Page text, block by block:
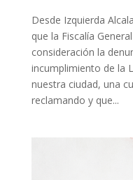
Desde Izquierda
que la Fiscalía
consideración la
incumplimiento de la
nuestra ciudad, una
reclamando y que...